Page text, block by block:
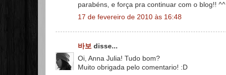
parabéns, e força pra continuar com o blog!! ^^
17 de fevereiro de 2010 às 16:48
바보 disse...
Oi, Anna Julia! Tudo bom?
Muito obrigada pelo comentario! :D